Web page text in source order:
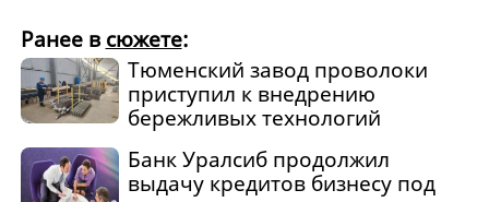
Ранее в сюжете:
Тюменский завод проволоки
приступил к внедрению
бережливых технологий
Банк Уралсиб продолжил
выдачу кредитов бизнесу под